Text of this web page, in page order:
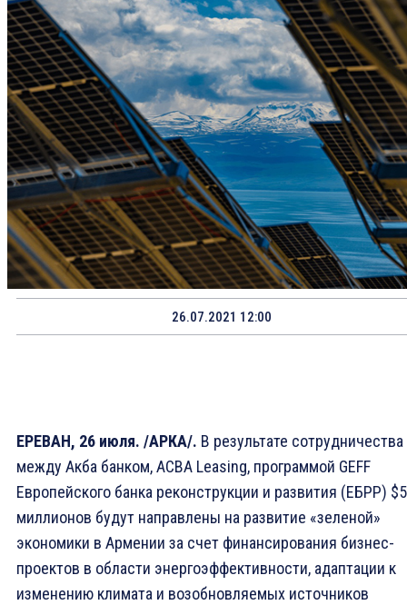
26.07.2021 12:00
ЕРЕВАН, 26 июля. /АРКА/. В результате сотрудничества
между Акба банком, ACBA Leasing, программой GEFF
Европейского банка реконструкции и развития (ЕБРР) $5
миллионов будут направлены на развитие «зеленой»
экономики в Армении за счет финансирования бизнес-
проектов в области энергоэффективности, адаптации к
изменению климата и возобновляемых источников